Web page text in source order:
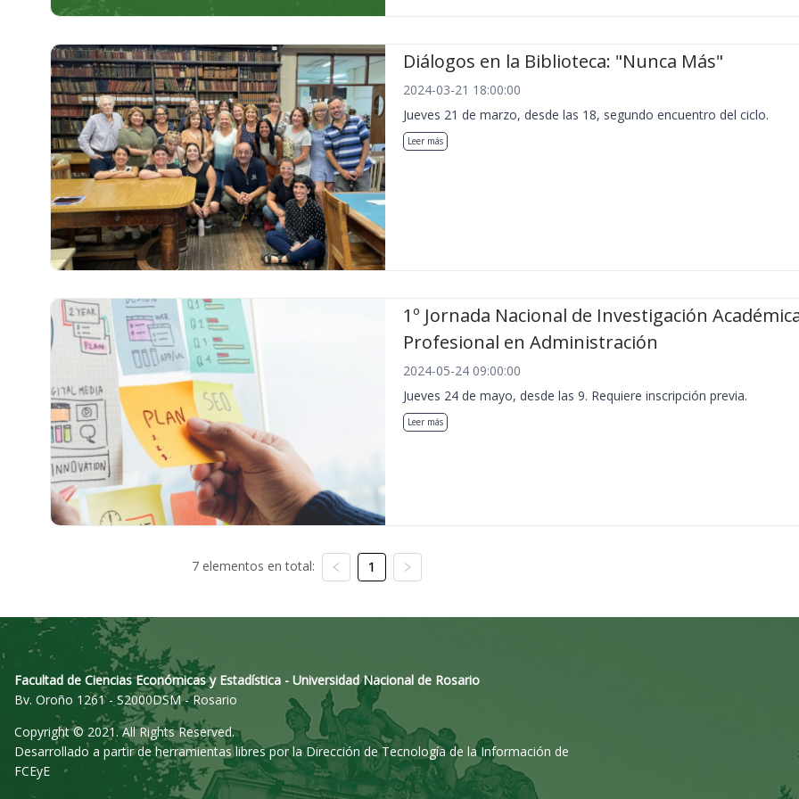
Diálogos en la Biblioteca: "Nunca Más"
2024-03-21 18:00:00
Jueves 21 de marzo, desde las 18, segundo encuentro del ciclo.
Leer más
1º Jornada Nacional de Investigación
Profesional en Administración
2024-05-24 09:00:00
Jueves 24 de mayo, desde las 9. Requiere inscripción previa.
Leer más
7 elementos en total: 1
Facultad de Ciencias Económicas y Estadística - Universidad Nacional de Rosario
Bv. Oroño 1261 - S2000DSM - Rosario
Copyright © 2021. All Rights Reserved.
Desarrollado a partir de herramientas libres por la Dirección de Tecnología de la Información de
FCEyE